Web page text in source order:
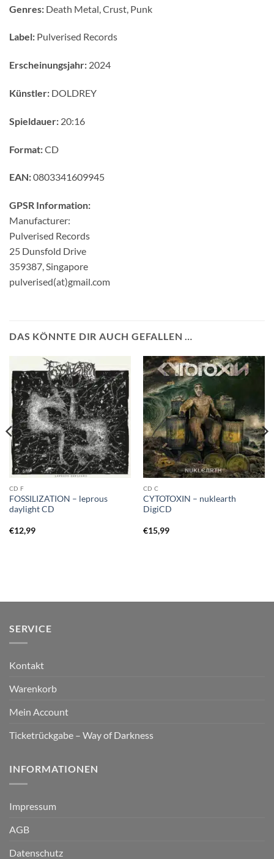
Genres: Death Metal, Crust, Punk
Label: Pulverised Records
Erscheinungsjahr: 2024
Künstler: DOLDREY
Spieldauer: 20:16
Format:CD
EAN:0803341609945
GPSR Information:
Manufacturer:
Pulverised Records
25 Dunsfold Drive
359387, Singapore
pulverised(at)gmail.com
DAS KÖNNTE DIR AUCH GEFALLEN …
CD F
FOSSILIZATION – leprous
daylight CD
€12,99
CD C
CYTOTOXIN – nuklearth
DigiCD
€15,99
SERVICE
Kontakt
Warenkorb
Mein Account
Ticketrückgabe – Way of Darkness
INFORMATIONEN
Impressum
AGB
Datenschutz